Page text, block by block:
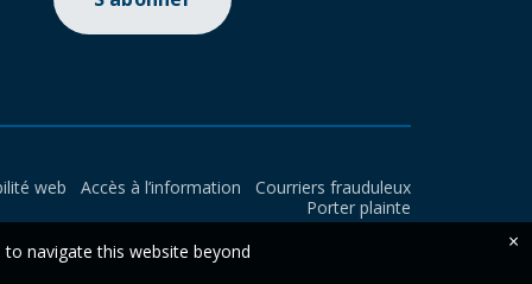
web Accès à l’information
Courriers frauduleux
Porter plainte
navigate this website beyond
×